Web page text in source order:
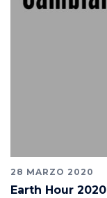
28 MARZO 2020
Earth Hour 2020